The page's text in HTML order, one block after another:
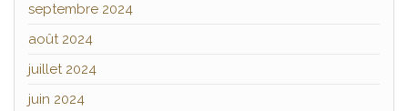
septembre 2024
août 2024
juillet 2024
juin 2024